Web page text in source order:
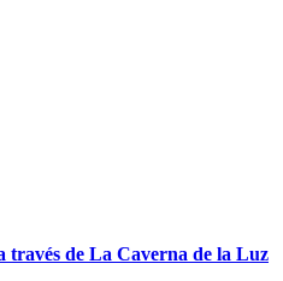
través de La Caverna de la Luz